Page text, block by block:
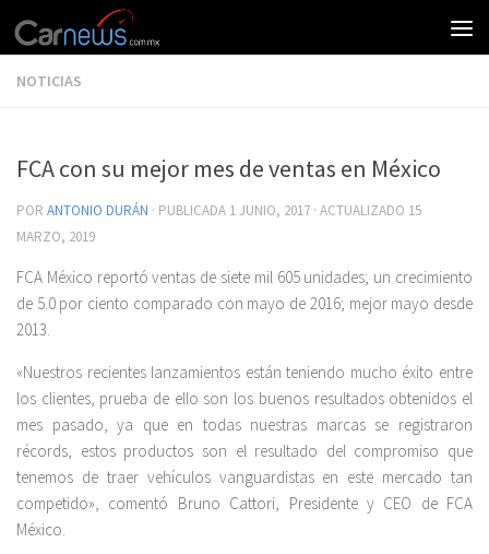
NOTICIAS
FCA con su mejor mes de ventas en México
POR ANTONIO DURÁN · PUBLICADA 1 JUNIO, 2017 · ACTUALIZADO 15
MARZO, 2019
FCA México reportó ventas de siete mil 605 unidades; un crecimiento
de 5.0 por ciento comparado con mayo de 2016; mejor mayo desde
2013.
«Nuestros recientes lanzamientos están teniendo mucho éxito entre
los clientes, prueba de ello son los buenos resultados obtenidos el
mes pasado, ya que en todas nuestras marcas se registraron
récords, estos productos son el resultado del compromiso que
tenemos de traer vehículos vanguardistas en este mercado tan
competido», comentó Bruno Cattori, Presidente y CEO de FCA
México.